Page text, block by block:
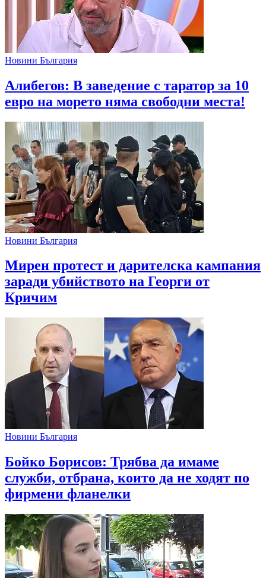
Новини България
Алибегов: В заведение с таратор за 10
евро на морето няма свободни места!
Новини България
Мирен протест и дарителска кампания
заради убийството на Георги от
Кричим
Новини България
Бойко Борисов: Трябва да имаме
служби, отбрана, които да не ходят по
фирмени фланелки